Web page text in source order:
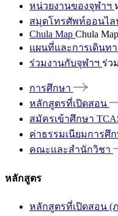
หน่วยงานของจุฬาฯ
สมุดโทรศัพท์ออนไล
Chula Map Chula Map
แผนที่และการเดินทา
ร่วมงานกับจุฬาฯ ร่ว
การศึกษา
หลักสูตรที่เปิดสอน
สมัครเข้าศึกษา
ค่าธรรมเนียมการศึ
คณะและสำนักวิชา
หลักสูตร
หลักสูตรที่เปิดสอน (